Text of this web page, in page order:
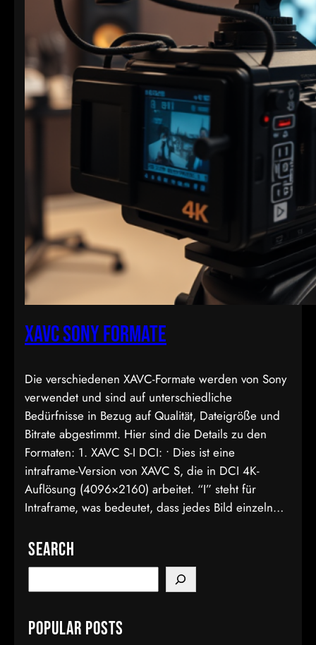
XAVC Sony Formate
Die verschiedenen XAVC-Formate werden von Sony
verwendet und sind auf unterschiedliche
Bedürfnisse in Bezug auf Qualität, Dateigröße und
Bitrate abgestimmt. Hier sind die Details zu den
Formaten: 1. XAVC S-I DCI: • Dies ist eine
intraframe-Version von XAVC S, die in DCI 4K-
Auflösung (4096×2160) arbeitet. “I” steht für
Intraframe, was bedeutet, dass jedes Bild einzeln…
Search
e
r
Popular Posts